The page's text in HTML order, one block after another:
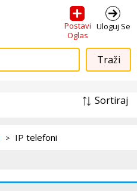
Postavi
Oglas
Uloguj Se
Sortiraj
> IP telefoni